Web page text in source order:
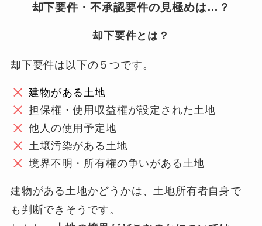
却下要件・不承認要件の見極めは…？
却下要件とは？
却下要件は以下の５つです。
建物がある土地
担保権・使用収益権が設定された土地
他人の使用予定地
土壌汚染がある土地
境界不明・所有権の争いがある土地
建物がある土地かどうかは、土地所有者自身で
も判断できそうです。